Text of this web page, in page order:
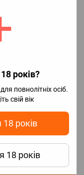
років?
повнолітніх осіб.
свій вік
років
18 років